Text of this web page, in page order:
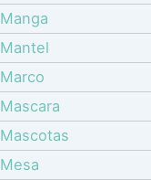
Manga
Mantel
Marco
Mascara
Mascotas
Mesa